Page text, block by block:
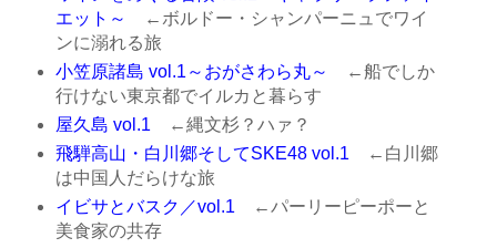
エット～
←ボルドー・シャンパーニュでワイ
ンに溺れる旅
小笠原諸島 vol.1～おがさわら丸～
←船でしか
行けない東京都でイルカと暮らす
屋久島 vol.1 ←縄文杉？ハァ？
飛騨高山・白川郷そしてSKE48 vol.1 ←白川郷
は中国人だらけな旅
イビサとバスク／vol.1 ←パーリーピーポーと
美食家の共存